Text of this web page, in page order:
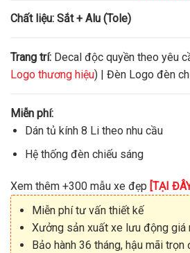
Chất liệu: Sắt + Alu (Tole)
Trang trí: Decal độc quyền theo yêu
Logo thương hiệu) | Đèn Logo đèn
Miễn phí:
Dán tủ kính 8 Li theo nhu cầu
Hệ thống đèn chiếu sáng
Xem thêm +300 mẫu xe đẹp [TẠI
Miễn phí tư vấn thiết kế
Xưởng sản xuất xe lưu động giá
Bảo hành 36 tháng, hậu mãi trọn